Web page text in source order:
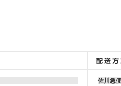
佐川急